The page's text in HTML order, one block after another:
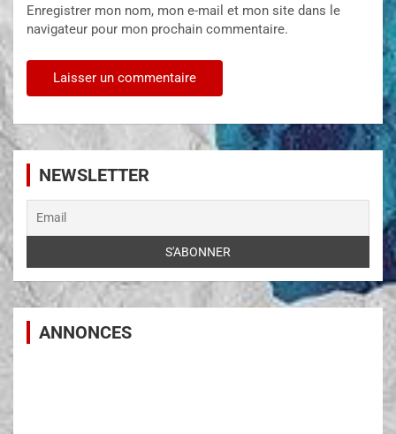
Enregistrer mon nom, mon e-mail et mon site dans le
navigateur pour mon prochain commentaire.
NEWSLETTER
ANNONCES